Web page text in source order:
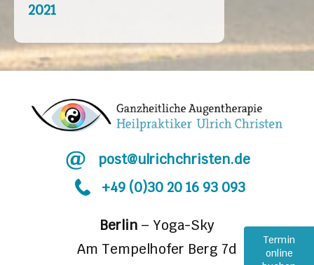
Termin
online
2021
Termin
online
post@ulrichchristen.de
+49 (0)30 20 16 93 093
Berlin– Yoga-Sky
Am Tempelhofer Berg 7d
Termin
online